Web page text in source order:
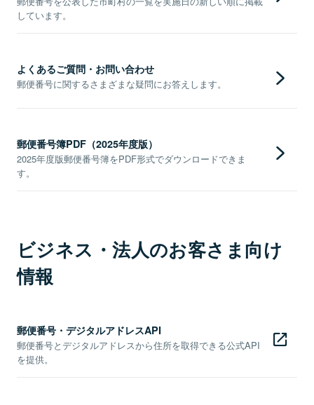
しています。
よくあるご質問・お問い合わせ
郵便番号に関するさまざまな疑問にお答えします。
郵便番号簿PDF（2025年度版）
2025年度版郵便番号簿をPDF形式でダウンロードできま
す。
ビジネス・法人のお客さま向け
情報
郵便番号・デジタルアドレスAPI
郵便番号とデジタルアドレスから住所を取得できる公式API
を提供。